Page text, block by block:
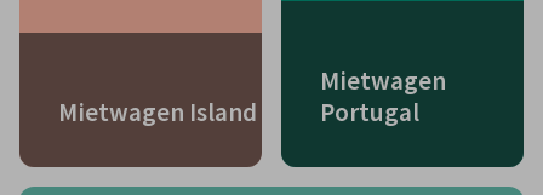
Mietwagen Island
Mietwagen
Portugal